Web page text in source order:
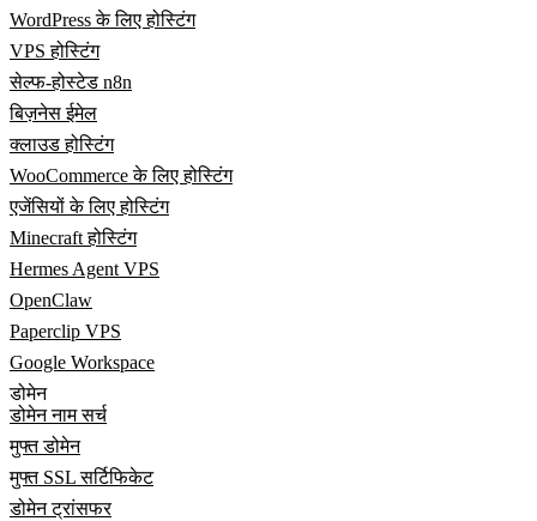
WordPress के लिए होस्टिंग
VPS होस्टिंग
सेल्फ-होस्टेड n8n
बिज़नेस ईमेल
क्लाउड होस्टिंग
WooCommerce के लिए होस्टिंग
एजेंसियों के लिए होस्टिंग
Minecraft होस्टिंग
Hermes Agent VPS
OpenClaw
Paperclip VPS
Google Workspace
डोमेन
डोमेन नाम सर्च
मुफ्त डोमेन
मुफ्त SSL सर्टिफिकेट
डोमेन ट्रांसफर